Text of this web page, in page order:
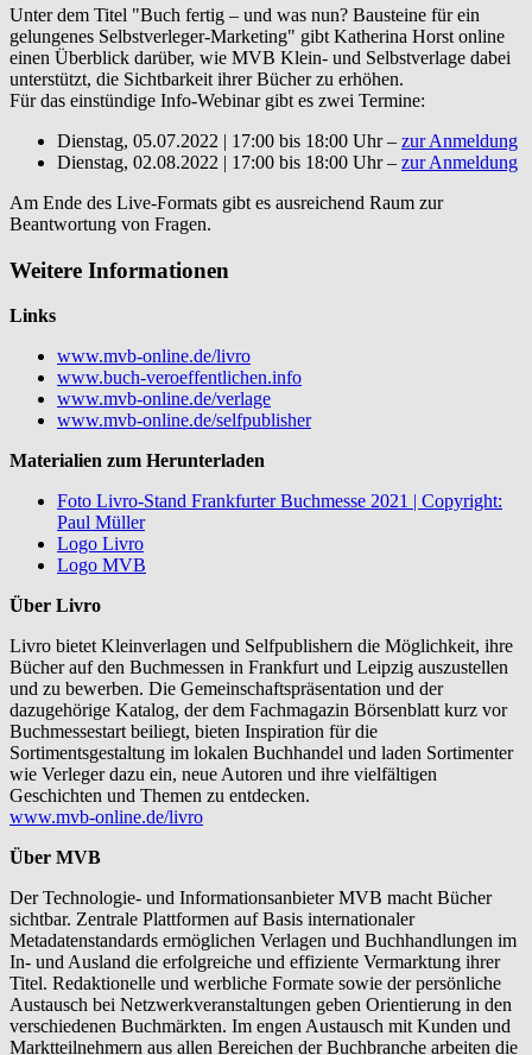
Unter dem Titel "Buch fertig – und was nun? Bausteine für ein
gelungenes Selbstverleger-Marketing" gibt Katherina Horst online
einen Überblick darüber, wie MVB Klein- und Selbstverlage dabei
unterstützt, die Sichtbarkeit ihrer Bücher zu erhöhen.
Für das einstündige Info-Webinar gibt es zwei Termine:
Dienstag, 05.07.2022 | 17:00 bis 18:00 Uhr – zur Anmeldung
Dienstag, 02.08.2022 | 17:00 bis 18:00 Uhr – zur Anmeldung
Am Ende des Live-Formats gibt es ausreichend Raum zur
Beantwortung von Fragen.
Weitere Informationen
Links
www.mvb-online.de/livro
www.buch-veroeffentlichen.info
www.mvb-online.de/verlage
www.mvb-online.de/selfpublisher
Materialien zum Herunterladen
Foto Livro-Stand Frankfurter Buchmesse 2021 | Copyright:
Paul Müller
Logo Livro
Logo MVB
Über Livro
Livro bietet Kleinverlagen und Selfpublishern die Möglichkeit, ihre
Bücher auf den Buchmessen in Frankfurt und Leipzig auszustellen
und zu bewerben. Die Gemeinschaftspräsentation und der
dazugehörige Katalog, der dem Fachmagazin Börsenblatt kurz vor
Buchmessestart beiliegt, bieten Inspiration für die
Sortimentsgestaltung im lokalen Buchhandel und laden Sortimenter
wie Verleger dazu ein, neue Autoren und ihre vielfältigen
Geschichten und Themen zu entdecken.
www.mvb-online.de/livro
Über MVB
Der Technologie- und Informationsanbieter MVB macht Bücher
sichtbar. Zentrale Plattformen auf Basis internationaler
Metadatenstandards ermöglichen Verlagen und Buchhandlungen im
In- und Ausland die erfolgreiche und effiziente Vermarktung ihrer
Titel. Redaktionelle und werbliche Formate sowie der persönliche
Austausch bei Netzwerkveranstaltungen geben Orientierung in den
verschiedenen Buchmärkten. Im engen Austausch mit Kunden und
Marktteilnehmern aus allen Bereichen der Buchbranche arbeiten die